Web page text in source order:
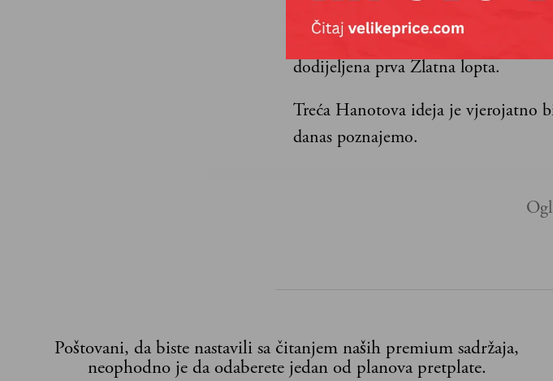
obratio kolegama iz redakcija
osmislili koncept u kojem dopisnici
dodijeljena prva Zlatna lopta.
Treća Hanotova ideja je vjerojatno
danas poznajemo.
Poštovani, da biste nastavili sa čitanjem naših premium sadržaja,
neophodno je da odaberete jedan od planova pretplate.